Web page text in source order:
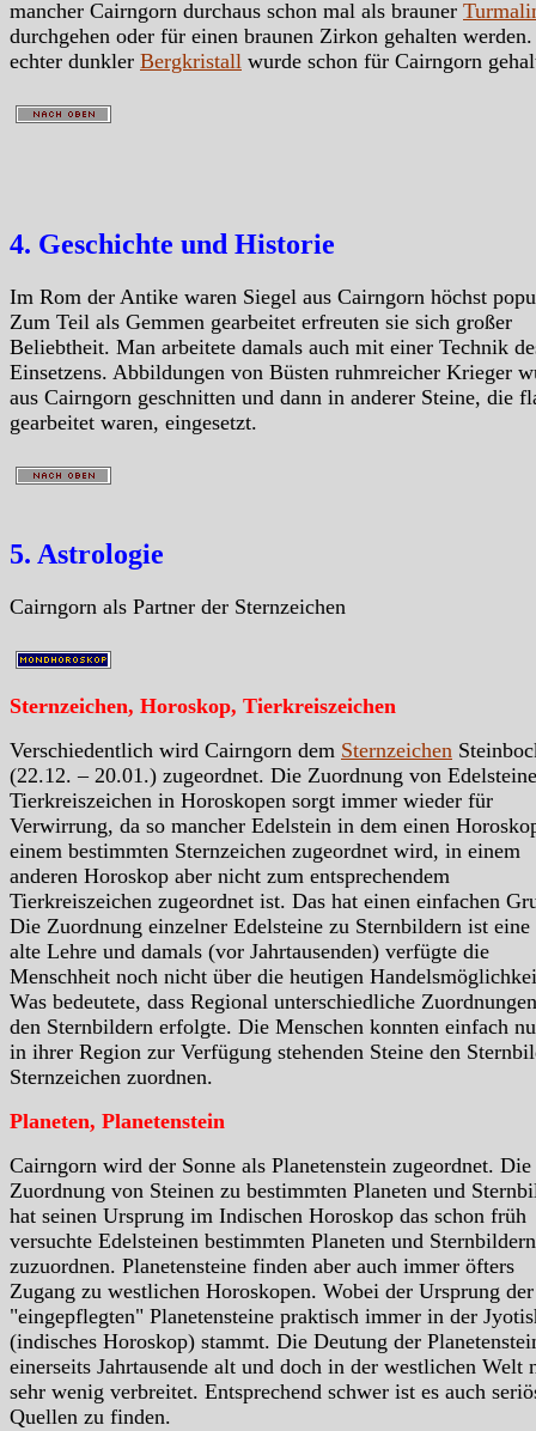
mancher Cairngorn durchaus schon mal als brauner
durchgehen oder für einen braunen Zirkon gehalten
echter dunkler Bergkristall wurde schon für Cairngorn
4. Geschichte und Historie
Im Rom der Antike waren Siegel aus Cairngorn höchst
Zum Teil als Gemmen gearbeitet erfreuten sie sich großer
Beliebtheit. Man arbeitete damals auch mit einer Technik
Einsetzens. Abbildungen von Büsten ruhmreicher Krieger
aus Cairngorn geschnitten und dann in anderer Steine, die
gearbeitet waren, eingesetzt.
5. Astrologie
Cairngorn als Partner der Sternzeichen
Sternzeichen, Horoskop, Tierkreiszeichen
Verschiedentlich wird Cairngorn dem Sternzeichen
(22.12. – 20.01.) zugeordnet. Die Zuordnung von
Tierkreiszeichen in Horoskopen sorgt immer wieder für
Verwirrung, da so mancher Edelstein in dem einen
einem bestimmten Sternzeichen zugeordnet wird, in einem
anderen Horoskop aber nicht zum entsprechendem
Tierkreiszeichen zugeordnet ist. Das hat einen einfachen
Die Zuordnung einzelner Edelsteine zu Sternbildern ist eine
alte Lehre und damals (vor Jahrtausenden) verfügte die
Menschheit noch nicht über die heutigen
Was bedeutete, dass Regional unterschiedliche
den Sternbildern erfolgte. Die Menschen konnten einfach
in ihrer Region zur Verfügung stehenden Steine den
Sternzeichen zuordnen.
Planeten, Planetenstein
Cairngorn wird der Sonne als Planetenstein zugeordnet. Die
Zuordnung von Steinen zu bestimmten Planeten und
hat seinen Ursprung im Indischen Horoskop das schon früh
versuchte Edelsteinen bestimmten Planeten und Sternbildern
zuzuordnen. Planetensteine finden aber auch immer öfters
Zugang zu westlichen Horoskopen. Wobei der Ursprung der
"eingepflegten" Planetensteine praktisch immer in der
(indisches Horoskop) stammt. Die Deutung der
einerseits Jahrtausende alt und doch in der westlichen Welt
sehr wenig verbreitet. Entsprechend schwer ist es auch
Quellen zu finden.